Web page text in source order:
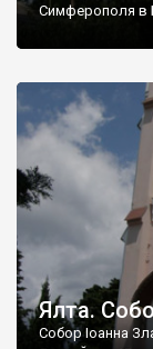
Симферополя в
Ялта.
Собор Іоанна